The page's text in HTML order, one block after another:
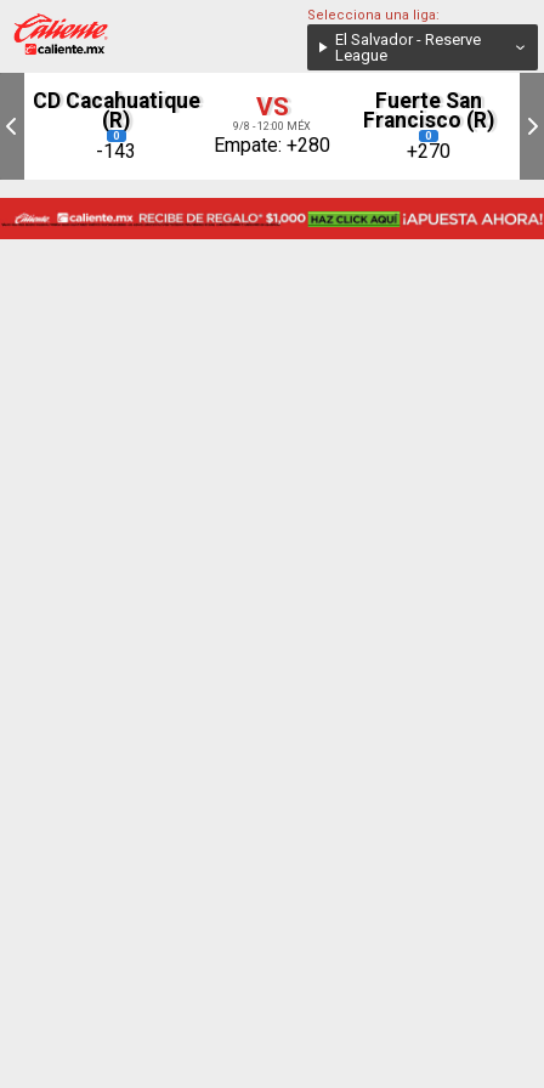
Selecciona una liga:
El Salvador - Reserve
League
CD Cacahuatique
(R)
0
-143
VS
9/8 - 12:00 MÉX
Empate: +280
Fuerte San
Francisco (R)
0
+270